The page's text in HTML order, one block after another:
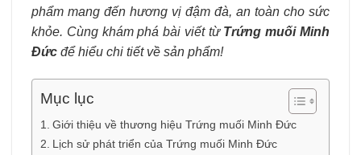
phẩm mang đến hương vị đậm đà, an toàn cho sức
khỏe. Cùng khám phá bài viết từ Trứng muối Minh
Đức để hiểu chi tiết về sản phẩm!
Mục lục
Giới thiệu về thương hiệu Trứng muối Minh Đức
Lịch sử phát triển của Trứng muối Minh Đức